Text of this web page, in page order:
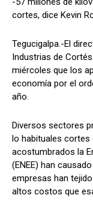
cortes, dice Kevin
Tegucigalpa.-El
Industrias de
miércoles que los
economía por el
año.
Diversos sectores
lo habituales cortes
acostumbrados la
(ENEE) han
empresas han
altos costos que